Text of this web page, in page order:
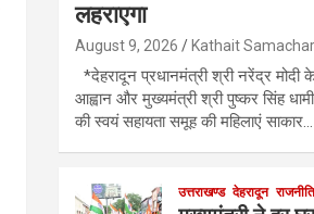
लहराएगा
August 9, 2026 Kathait
*देहरादून प्रधानमंत्री श्री नरेंद्र
आह्वान और मुख्यमंत्री श्री पुष्कर सिंह
की स्वयं सहायता समूह की महिलाएं साकार…
उत्तराखण्ड देहरादून